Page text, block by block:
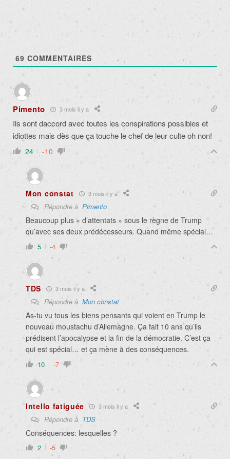
69 COMMENTAIRES
Pimento 3 mois il y a
Ils sont daccord avec toutes les conspirations possibles et
idiottes mais dès que ça touche le chef de leur culte oh non!
24 -10
Mon constat 3 mois il y a
Répondre à Pimento
Beaucoup plus « d’attentats » sous le règne de Trump
qu’avec ses deux prédécesseurs. Quand même spécial…
5 -4
TDS 3 mois il y a
Répondre à Mon constat
As-tu vu tous les biens pensants qui voient en Trump le
nouveau moustachu d’Allemagne. Ça fait 10 ans qu’ils
prédisent l’apocalypse et la fin de la démocratie. C’est ça
qui est spécial… et ça mène à des conséquences.
10 -7
Intello fatiguée 3 mois il y a
Répondre à TDS
Conséquences: lesquelles ?
2 -5